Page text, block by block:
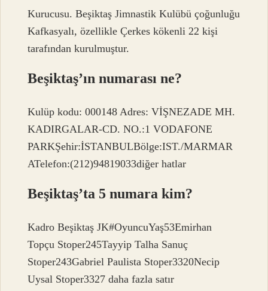
Kurucusu. Beşiktaş Jimnastik Kulübü çoğunluğu
Kafkasyalı, özellikle Çerkes kökenli 22 kişi
tarafından kurulmuştur.
Beşiktaş’ın numarası ne?
Kulüp kodu: 000148 Adres: VİŞNEZADE MH.
KADIRGALAR-CD. NO.:1 VODAFONE
PARKŞehir:İSTANBULBölge:IST./MARMAR
ATelefon:(212)94819033diğer hatlar
Beşiktaş’ta 5 numara kim?
Kadro Beşiktaş JK#OyuncuYaş53Emirhan
Topçu Stoper245Tayyip Talha Sanuç
Stoper243Gabriel Paulista Stoper3320Necip
Uysal Stoper3327 daha fazla satır